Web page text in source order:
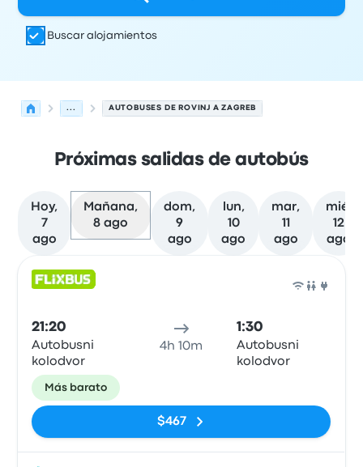
Buscar alojamientos
... AUTOBUSES DE ROVINJ A ZAGREB
Próximas salidas de autobús
Hoy,
7
ago
Mañana,
8 ago
dom,
9
ago
lun,
10
ago
mar,
11
ago
mié,
12
ago
21:20
Autobusni
kolodvor
4h 10m
1:30
Autobusni
kolodvor
Más barato
$467